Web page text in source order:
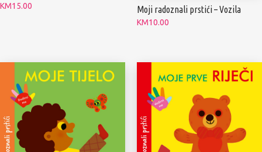
KM15.00 Moji radoznali prstići – Vozila
KM10.00